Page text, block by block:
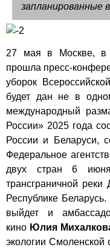
запланированные
27 мая в Москве, в
прошла пресс-
уборок
будет дан не в
международный
России» 2025 года
России и Беларуси,
Федеральное
двух стран 6
трансграничной
Республике
выйдет и
кино Юлия
экологии Смоленской